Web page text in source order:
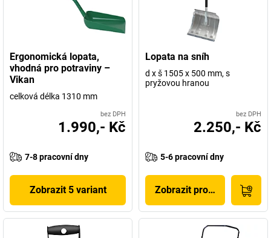
Ergonomická lopata,
vhodná pro potraviny –
Vikan
celková délka 1310 mm
bez DPH
1.990,- Kč
7-8 pracovní dny
Zobrazit 5 variant
Lopata na sníh
d x š 1505 x 500 mm, s
pryžovou hranou
bez DPH
2.250,- Kč
5-6 pracovní dny
Zobrazit produkt